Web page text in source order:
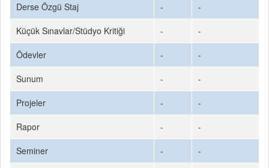
Derse Özgü Staj
-
-
Küçük Sınavlar/Stüdyo Kritiği
-
-
Ödevler
-
-
Sunum
-
-
Projeler
-
-
Rapor
-
-
Seminer
-
-